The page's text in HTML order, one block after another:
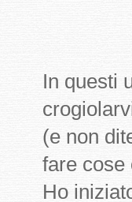
In questi
(e non
fare cose
Ho